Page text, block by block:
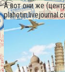
А вот они же